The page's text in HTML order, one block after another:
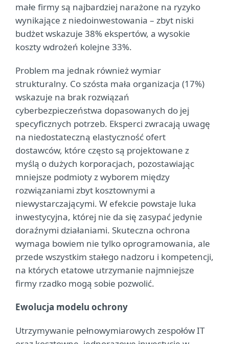
małe firmy są najbardziej narażone na ryzyko
wynikające z niedoinwestowania – zbyt niski
budżet wskazuje 38% ekspertów, a wysokie
koszty wdrożeń kolejne 33%.
Problem ma jednak również wymiar
strukturalny. Co szósta mała organizacja (17%)
wskazuje na brak rozwiązań
cyberbezpieczeństwa dopasowanych do jej
specyficznych potrzeb. Eksperci zwracają uwagę
na niedostateczną elastyczność ofert
dostawców, które często są projektowane z
myślą o dużych korporacjach, pozostawiając
mniejsze podmioty z wyborem między
rozwiązaniami zbyt kosztownymi a
niewystarczającymi. W efekcie powstaje luka
inwestycyjna, której nie da się zasypać jedynie
doraźnymi działaniami. Skuteczna ochrona
wymaga bowiem nie tylko oprogramowania, ale
przede wszystkim stałego nadzoru i kompetencji,
na których etatowe utrzymanie najmniejsze
firmy rzadko mogą sobie pozwolić.
Ewolucja modelu ochrony
Utrzymywanie pełnowymiarowych zespołów IT